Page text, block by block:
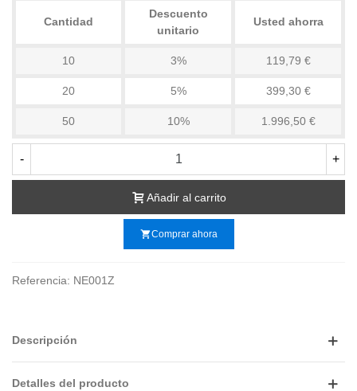
Cantidad
Descuento
unitario
Usted ahorra
10 3% 119,79 €
20 5% 399,30 €
50 10% 1.996,50 €
- +
Añadir al carrito
shopping_cartComprar ahora
Referencia: NE001Z
Descripción
Detalles del producto